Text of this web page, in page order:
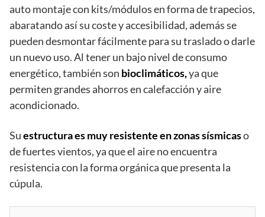
auto montaje con kits/módulos en forma de trapecios,
abaratando así su coste y accesibilidad, además se
pueden desmontar fácilmente para su traslado o darle
un nuevo uso. Al tener un bajo nivel de consumo
energético, también son bioclimáticos,ya que
permiten grandes ahorros en calefacción y aire
acondicionado.
Suestructura es muy resistente en zonas sísmicaso
de fuertes vientos, ya que el aire no encuentra
resistencia con la forma orgánica que presenta la
cúpula.